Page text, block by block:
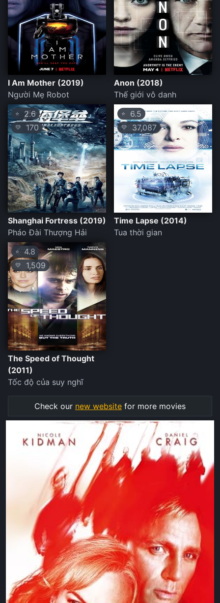
I Am Mother (2019)
Người Mẹ Robot
Anon (2018)
Thế giới vô danh
⭐ 2.6
💛 170
Shanghai Fortress (2019)
Pháo Đài Thượng Hải
⭐ 6.5
💛 37,087
Time Lapse (2014)
Tua thời gian
⭐ 4.8
💛 1,509
The Speed of Thought
(2011)
Tốc độ của suy nghĩ
Check our new website for more movies